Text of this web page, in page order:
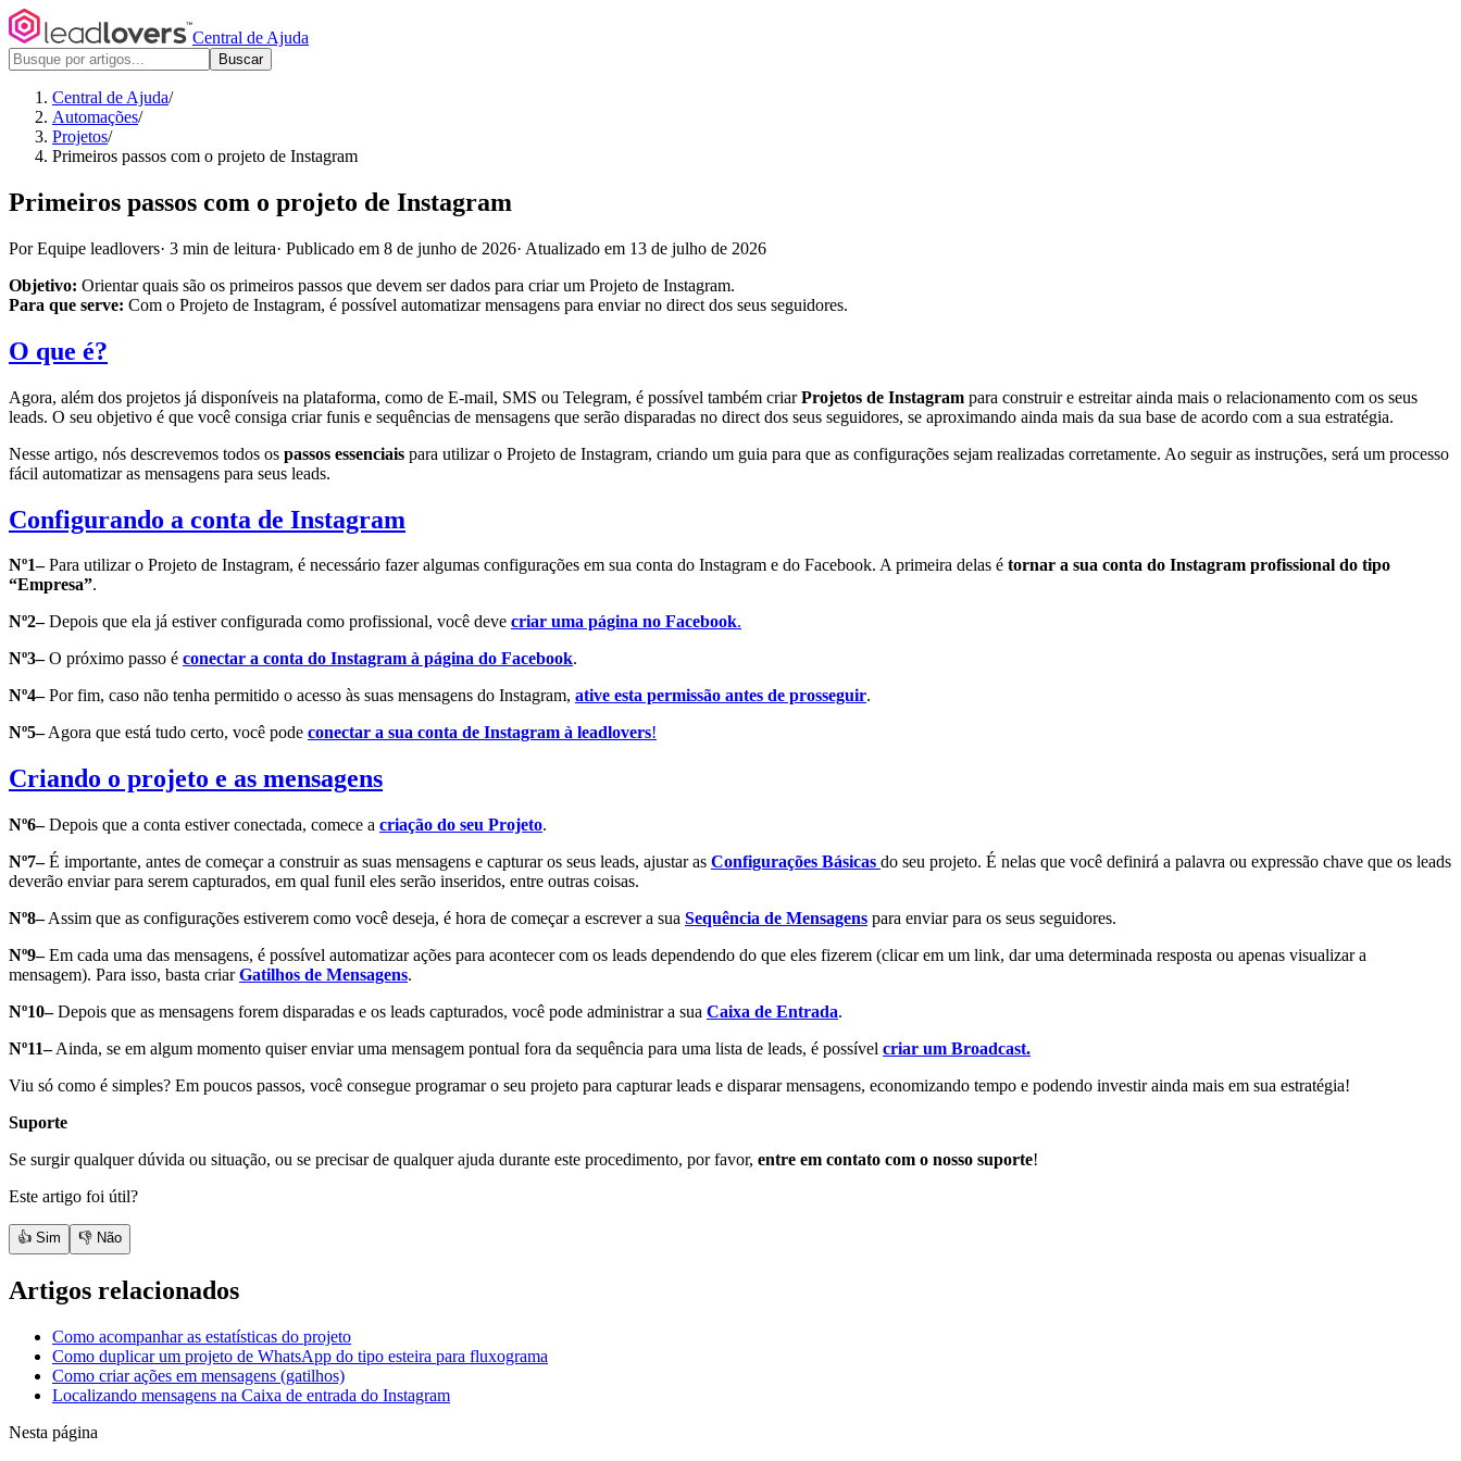
Central de Ajuda
Buscar
Central de Ajuda/
Automações/
Projetos/
Primeiros passos com o projeto de Instagram
Primeiros passos com o projeto de Instagram
Por Equipe leadlovers· 3 min de leitura· Publicado em 8 de junho de 2026· Atualizado em 13 de julho de 2026
Objetivo: Orientar quais são os primeiros passos que devem ser dados para criar um Projeto de Instagram.
Para que serve: Com o Projeto de Instagram, é possível automatizar mensagens para enviar no direct dos seus seguidores.
O que é?
Agora, além dos projetos já disponíveis na plataforma, como de E-mail, SMS ou Telegram, é possível também criarProjetos de Instagram para construir e estreitar ainda mais o relacionamento com os seus
leads. O seu objetivo é que você consiga criar funis e sequências de mensagens que serão disparadas no direct dos seus seguidores, se aproximando ainda mais da sua base de acordo com a sua estratégia.
Nesse artigo, nós descrevemos todos os passos essenciais para utilizar o Projeto de Instagram, criando um guia para que as configurações sejam realizadas corretamente. Ao seguir as instruções, será um processo
fácil automatizar as mensagens para seus leads.
Configurando a conta de Instagram
Nº1–Para utilizar o Projeto de Instagram, é necessário fazer algumas configurações em sua conta do Instagram e do Facebook. A primeira delas é tornar a sua conta do Instagram profissional do tipo
“Empresa”.
Nº2–Depois que ela já estiver configurada como profissional, você deve criar uma página no Facebook.
Nº3–O próximo passo é conectar a conta do Instagram à página do Facebook.
Nº4–Por fim, caso não tenha permitido o acesso às suas mensagens do Instagram, ative esta permissão antes de prosseguir.
Nº5–Agora que está tudo certo, você pode conectar a sua conta de Instagram à leadlovers!
Criando o projeto e as mensagens
Nº6–Depois que a conta estiver conectada, comece a criação do seu Projeto.
Nº7–É importante, antes de começar a construir as suas mensagens e capturar os seus leads, ajustar as Configurações Básicas do seu projeto. É nelas que você definirá a palavra ou expressão chave que os leads
deverão enviar para serem capturados, em qual funil eles serão inseridos, entre outras coisas.
Nº8–Assim que as configurações estiverem como você deseja, é hora de começar a escrever a sua Sequência de Mensagens para enviar para os seus seguidores.
Nº9–Em cada uma das mensagens, é possível automatizar ações para acontecer com os leads dependendo do que eles fizerem (clicar em um link, dar uma determinada resposta ou apenas visualizar a
mensagem). Para isso, basta criarGatilhos de Mensagens.
Nº10–Depois que as mensagens forem disparadas e os leads capturados, você pode administrar a sua Caixa de Entrada.
Nº11–Ainda, se em algum momento quiser enviar uma mensagem pontual fora da sequência para uma lista de leads, é possível criar um Broadcast.
Viu só como é simples? Em poucos passos, você consegue programar o seu projeto para capturar leads e disparar mensagens, economizando tempo e podendo investir ainda mais em sua estratégia!
Suporte
Se surgir qualquer dúvida ou situação, ou se precisar de qualquer ajuda durante este procedimento, por favor, entre em contato com o nosso suporte!
Este artigo foi útil?
👍 Sim 👎 Não
Artigos relacionados
Como acompanhar as estatísticas do projeto
Como duplicar um projeto de WhatsApp do tipo esteira para fluxograma
Como criar ações em mensagens (gatilhos)
Localizando mensagens na Caixa de entrada do Instagram
Nesta página